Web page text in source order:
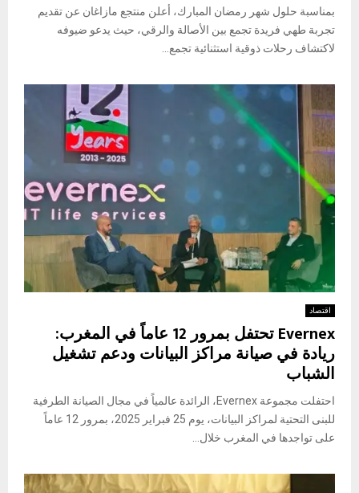
بمناسبة حلول شهر رمضان المبارك، أعلن منتجع مازاغان عن تقديم
تجربة طهي فريدة تجمع بين الأصالة والرقي، حيث يدعو ضيوفه
لاكتشاف رحلات ذوقية استثنائية تجمع...
اقتصاد
Evernex تحتفل بمرور 12 عاماً في المغرب:
ريادة في صيانة مراكز البيانات ودعم تشغيل
الشباب
احتفلت مجموعة Evernex، الرائدة عالمياً في مجال الصيانة الطرفية
للبنى التحتية لمراكز البيانات، يوم 25 فبراير 2025، بمرور 12 عاماً
على تواجدها في المغرب خلال...